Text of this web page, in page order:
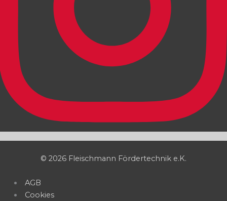
© 2026 Fleischmann Fördertechnik e.K.
AGB
Cookies